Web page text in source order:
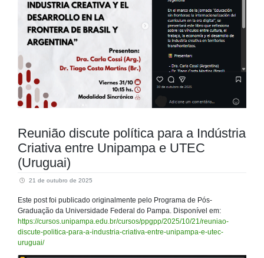
Reunião discute política para a Indústria
Criativa entre Unipampa e UTEC
(Uruguai)
21 de outubro de 2025
Este post foi publicado originalmente pelo Programa de Pós-
Graduação da Universidade Federal do Pampa. Disponível em:
https://cursos.unipampa.edu.br/cursos/ppgpp/2025/10/21/reuniao-
discute-politica-para-a-industria-criativa-entre-unipampa-e-utec-
uruguai/